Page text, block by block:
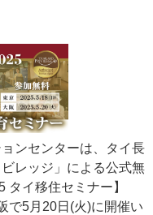
ンセンターは、タイ長
レッジ」による公式無
イ移住セミナー】
で5月20日(火)に開催い